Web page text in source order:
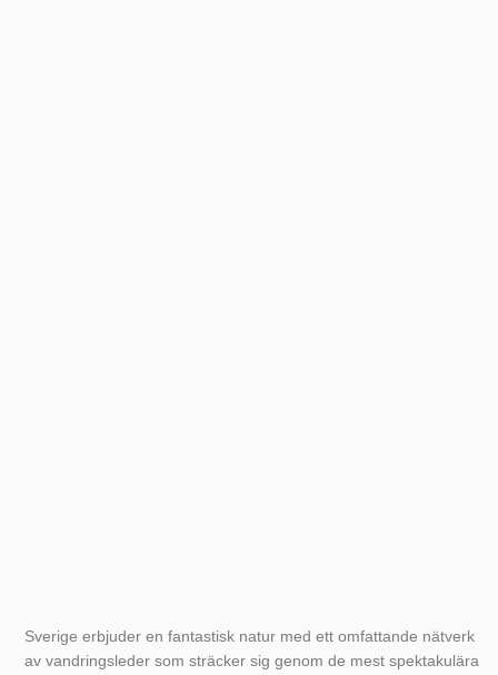
Sverige erbjuder en fantastisk natur med ett omfattande nätverk
av vandringsleder som sträcker sig genom de mest spektakulära